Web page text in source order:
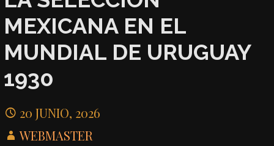
MEXICANA EN EL
MUNDIAL DE URUGUAY
1930
20 JUNIO, 2026
WEBMASTER